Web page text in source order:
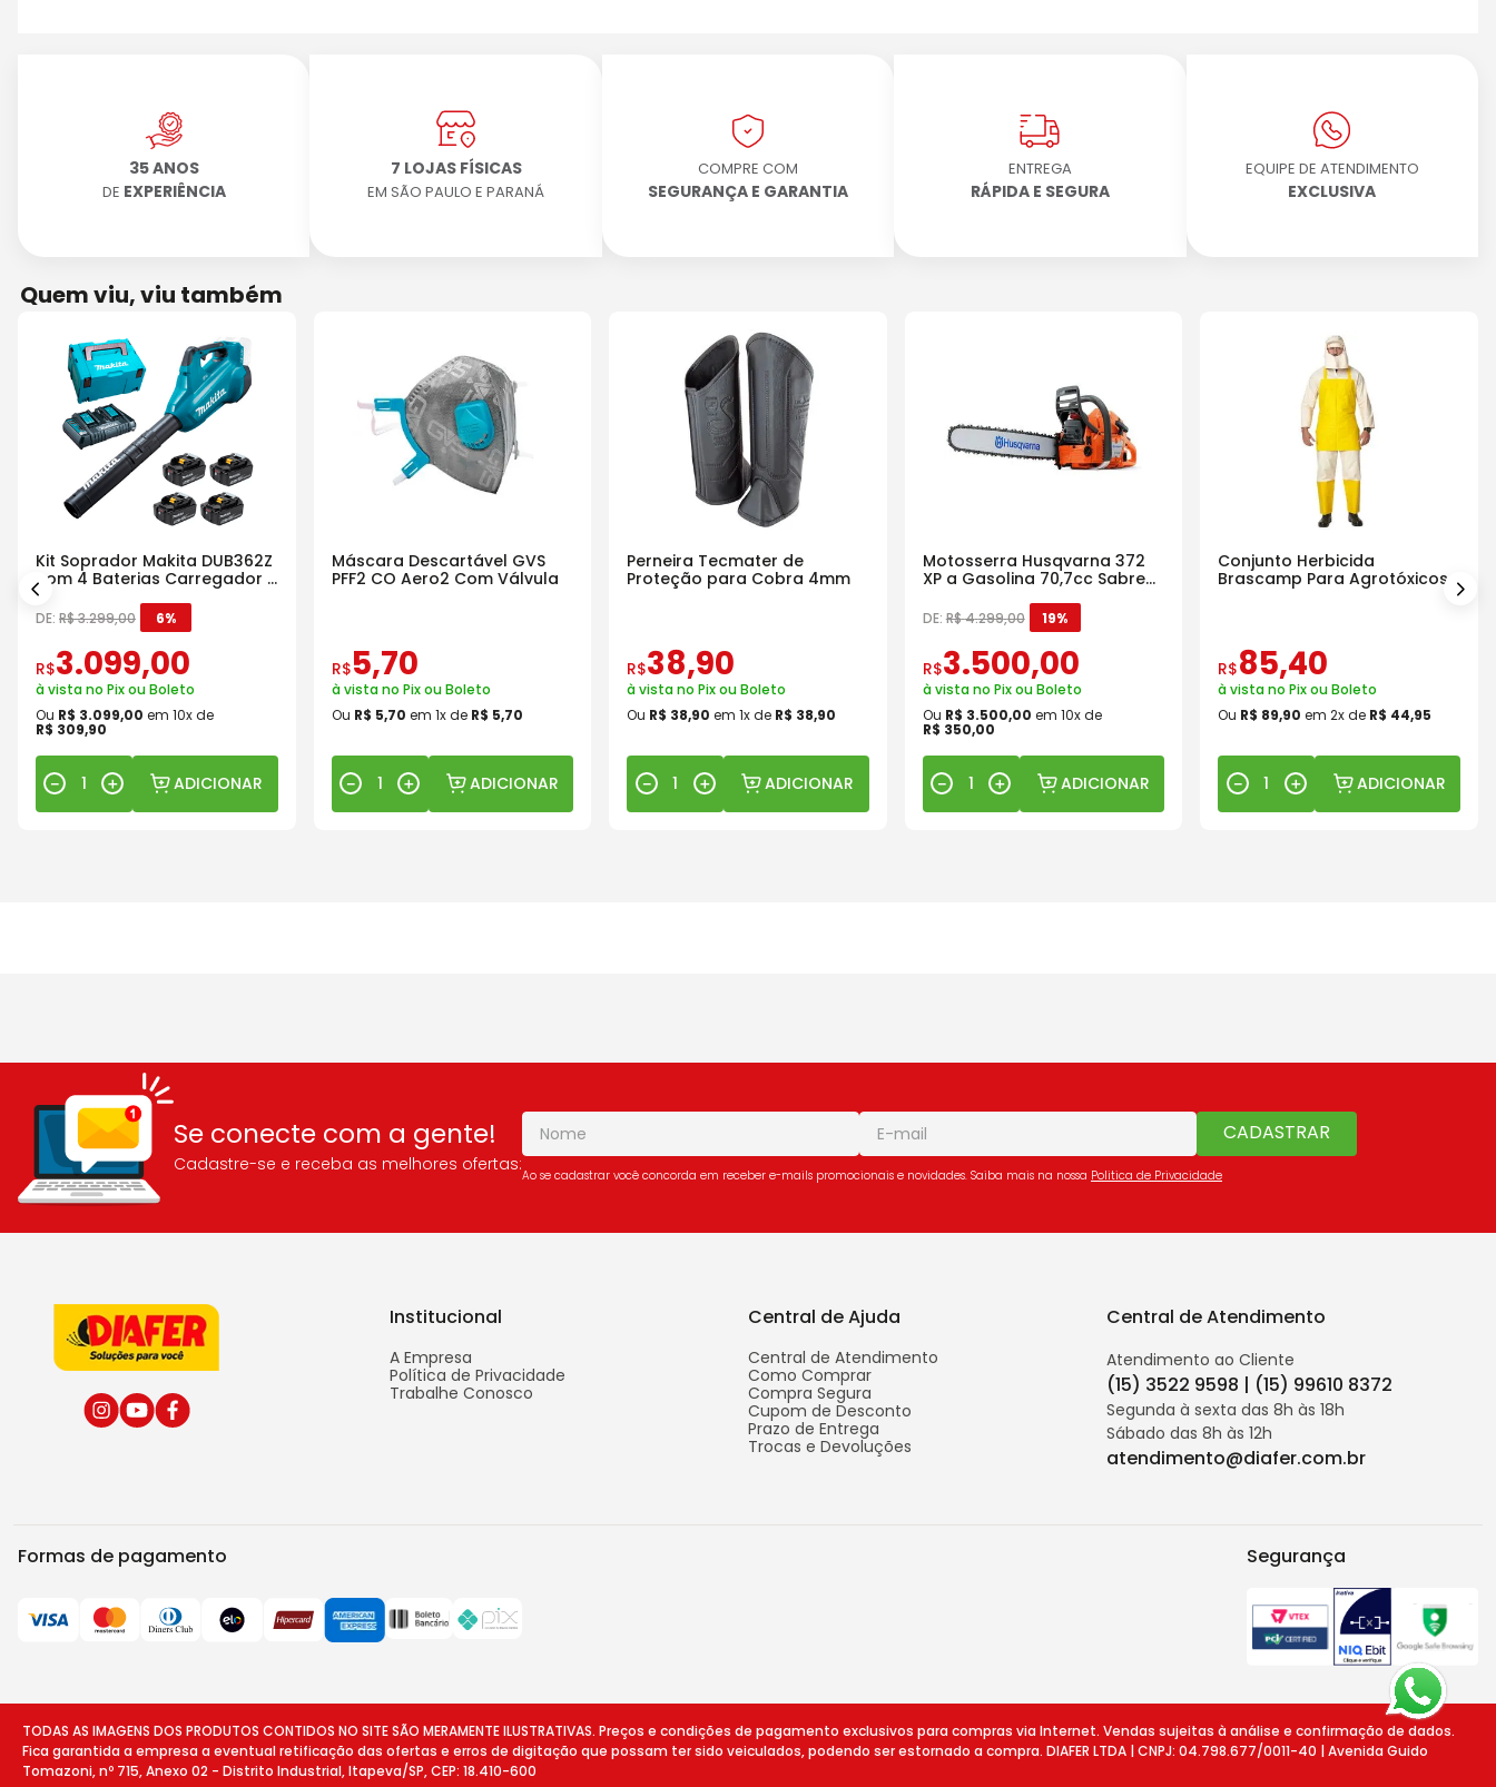
35 ANOS
DE EXPERIÊNCIA
7 LOJAS FÍSICAS
EM SÃO PAULO E PARANÁ
COMPRE COM
SEGURANÇA E GARANTIA
ENTREGA
RÁPIDA E SEGURA
EQUIPE DE ATENDIMENTO
EXCLUSIVA
Quem viu, viu também
Kit Soprador Makita DUB362Z
com 4 Baterias Carregador e
Maleta
DE: R$3.299,00 6%
R$3.099,00
à vista no Pix ou Boleto
Ou R$ 3.099,00 em 10x de
R$ 309,90
＋
－ ADICIONAR
Máscara Descartável GVS
PFF2 CO Aero2 Com Válvula
R$5,70
à vista no Pix ou Boleto
Ou R$ 5,70 em 1x de R$ 5,70
＋
－ ADICIONAR
Perneira Tecmater de
Proteção para Cobra 4mm
R$38,90
à vista no Pix ou Boleto
Ou R$ 38,90 em1x de R$ 38,90
＋
－ ADICIONAR
Motosserra Husqvarna 372
XP a Gasolina 70,7cc Sabre
DE:R$4.299,00 19%
R$3.500,00
à vista no Pix ou Boleto
Ou R$ 3.500,00 em 10x de
R$ 350,00
＋
－ ADICIONAR
Conjunto Herbicida
Brascamp Para Agrotóxicos
R$85,40
à vista no Pix ou Boleto
Ou R$ 89,90 em2x de R$ 44,95
＋
－ ADICIONAR
Se conecte com a gente!
Cadastre-se e receba as melhores ofertas:
CADASTRAR
Ao se cadastrar você concorda em receber e-mails promocionais e novidades. Saiba mais na nossa Politica de Privacidade
Institucional
A Empresa
Política de Privacidade
Trabalhe Conosco
Central de Ajuda
Central de Atendimento
Como Comprar
Compra Segura
Cupom de Desconto
Prazo de Entrega
Trocas e Devoluções
Central de Atendimento
Atendimento ao Cliente
(15) 3522 9598 | (15) 99610 8372
Segunda à sexta das 8h às 18h
Sábado das 8h às 12h
atendimento@diafer.com.br
Formas de pagamento Segurança
TODAS AS IMAGENS DOS PRODUTOS CONTIDOS NO SITE SÃO MERAMENTE ILUSTRATIVAS. Preços e condições de pagamento exclusivos para compras via Internet. Vendas sujeitas à análise e confirmação de dados.
Fica garantida a empresa a eventual retificação das ofertas e erros de digitação que possam ter sido veiculados, podendo ser estornado a compra. DIAFER LTDA | CNPJ: 04.798.677/0011-40 | Avenida Guido
Tomazoni, nº 715, Anexo 02 - Distrito Industrial, Itapeva/SP, CEP: 18.410-600